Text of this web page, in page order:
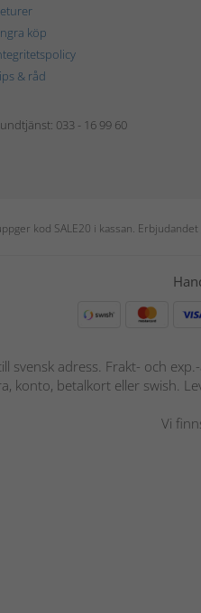
köp
& råd
033 - 16 99 60
kod SALE20 i kassan.
svensk adress. Frakt- och
konto, betalkort eller swish.
Vi